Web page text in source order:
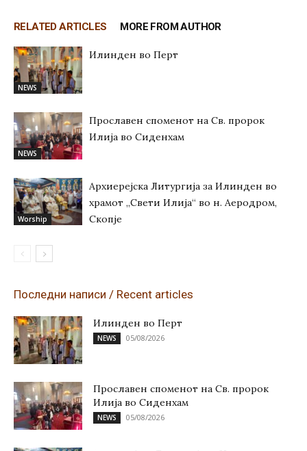
RELATED ARTICLES MORE FROM AUTHOR
NEWS
Илинден во Перт
NEWS
Прославен споменот на Св. пророк
Илија во Сиденхам
Worship
Архиерејска Литургија за Илинден во
храмот „Свети Илија“ во н. Аеродром,
Скопје
Последни написи / Recent articles
Илинден во Перт
NEWS 05/08/2026
Прославен споменот на Св. пророк
Илија во Сиденхам
NEWS 05/08/2026